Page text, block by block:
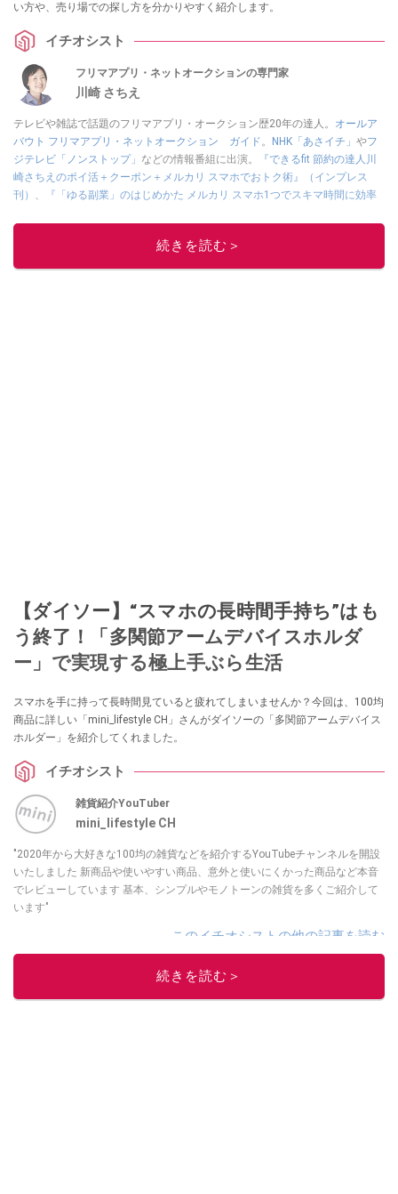
い方や、売り場での探し方を分かりやすく紹介します。
イチオシスト
フリマアプリ・ネットオークションの専門家
川崎 さちえ
テレビや雑誌で話題のフリマアプリ・オークション歴20年の達人。 オールア
バウト フリマアプリ・ネットオークション ガイド。 NHK「あさイチ」 やフ
ジテレビ「ノンストップ」 などの情報番組に出演。
『できるfit 節約の達人川
崎さちえのポイ活＋クーポン＋メルカリ スマホでおトク術』（インプレス
刊） 、
『「ゆる副業」のはじめかた メルカリ スマホ1つでスキマ時間に効率
ぜ日記」
■経歴：2003年、夫が子育てをするために、突然会社を辞める。翌月からの
給料が０円になり、家にいながら、しかも空いた時間でできるオークション
続きを読む＞
【ダイソー】“スマホの長時間手持ち”はも
う終了！「多関節アームデバイスホルダ
ー」で実現する極上手ぶら生活
スマホを手に持って長時間見ていると疲れてしまいませんか？今回は、100均
商品に詳しい「mini_lifestyle CH」さんがダイソーの「多関節アームデバイス
ホルダー」を紹介してくれました。
イチオシスト
雑貨紹介YouTuber
mini_lifestyle CH
"2020年から大好きな100均の雑貨などを紹介するYouTubeチャンネルを開設
いたしました 新商品や使いやすい商品、意外と使いにくかった商品など本音
でレビューしています 基本、シンプルやモノトーンの雑貨を多くご紹介して
います"
このイチオシストの他の記事を読む
続きを読む＞